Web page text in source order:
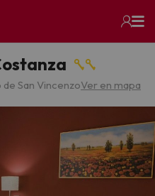
de San VincenzoVer en mapa